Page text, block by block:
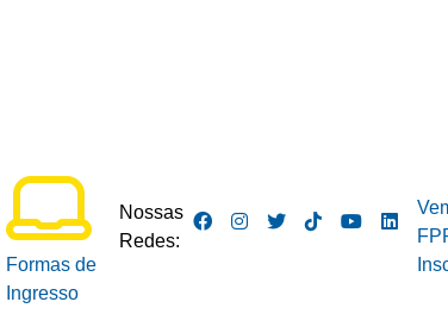
Formas de
Ingresso
Nossas
Redes: